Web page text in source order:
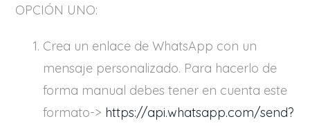
OPCIÓN UNO:
Crea un enlace de WhatsApp con un
mensaje personalizado. Para hacerlo de
forma manual debes tener en cuenta este
formato-> https://api.whatsapp.com/send?